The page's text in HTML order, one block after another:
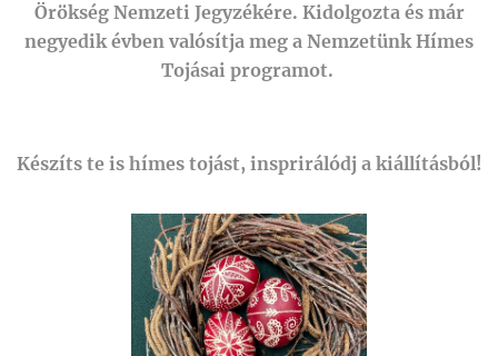
Örökség Nemzeti Jegyzékére. Kidolgozta és már
negyedik évben valósítja meg a Nemzetünk Hímes
Tojásai programot.
Készíts te is hímes tojást, insprirálódj a kiállításból!